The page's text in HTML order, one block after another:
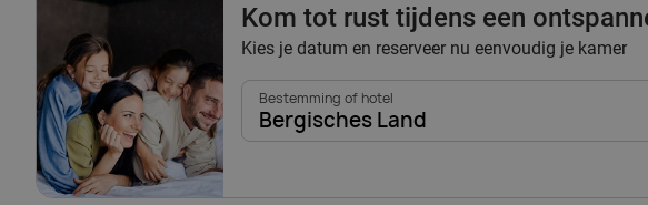
Kom tot rust tijdens een
Kies je datum en reserveer nu eenvoudig je kamer
Bestemming of hotel
Bergisches Land